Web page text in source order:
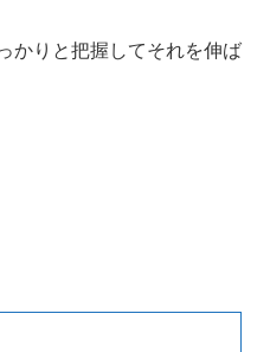
かりと把握してそれを伸ば